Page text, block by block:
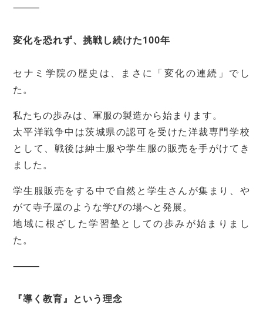
⸻
変化を恐れず、挑戦し続けた100年
セナミ学院の歴史は、まさに「変化の連続」でし
た。
私たちの歩みは、軍服の製造から始まります。
太平洋戦争中は茨城県の認可を受けた洋裁専門学校
として、戦後は紳士服や学生服の販売を手がけてき
ました。
学生服販売をする中で自然と学生さんが集まり、や
がて寺子屋のような学びの場へと発展。
地域に根ざした学習塾としての歩みが始まりまし
た。
⸻
『導く教育』という理念